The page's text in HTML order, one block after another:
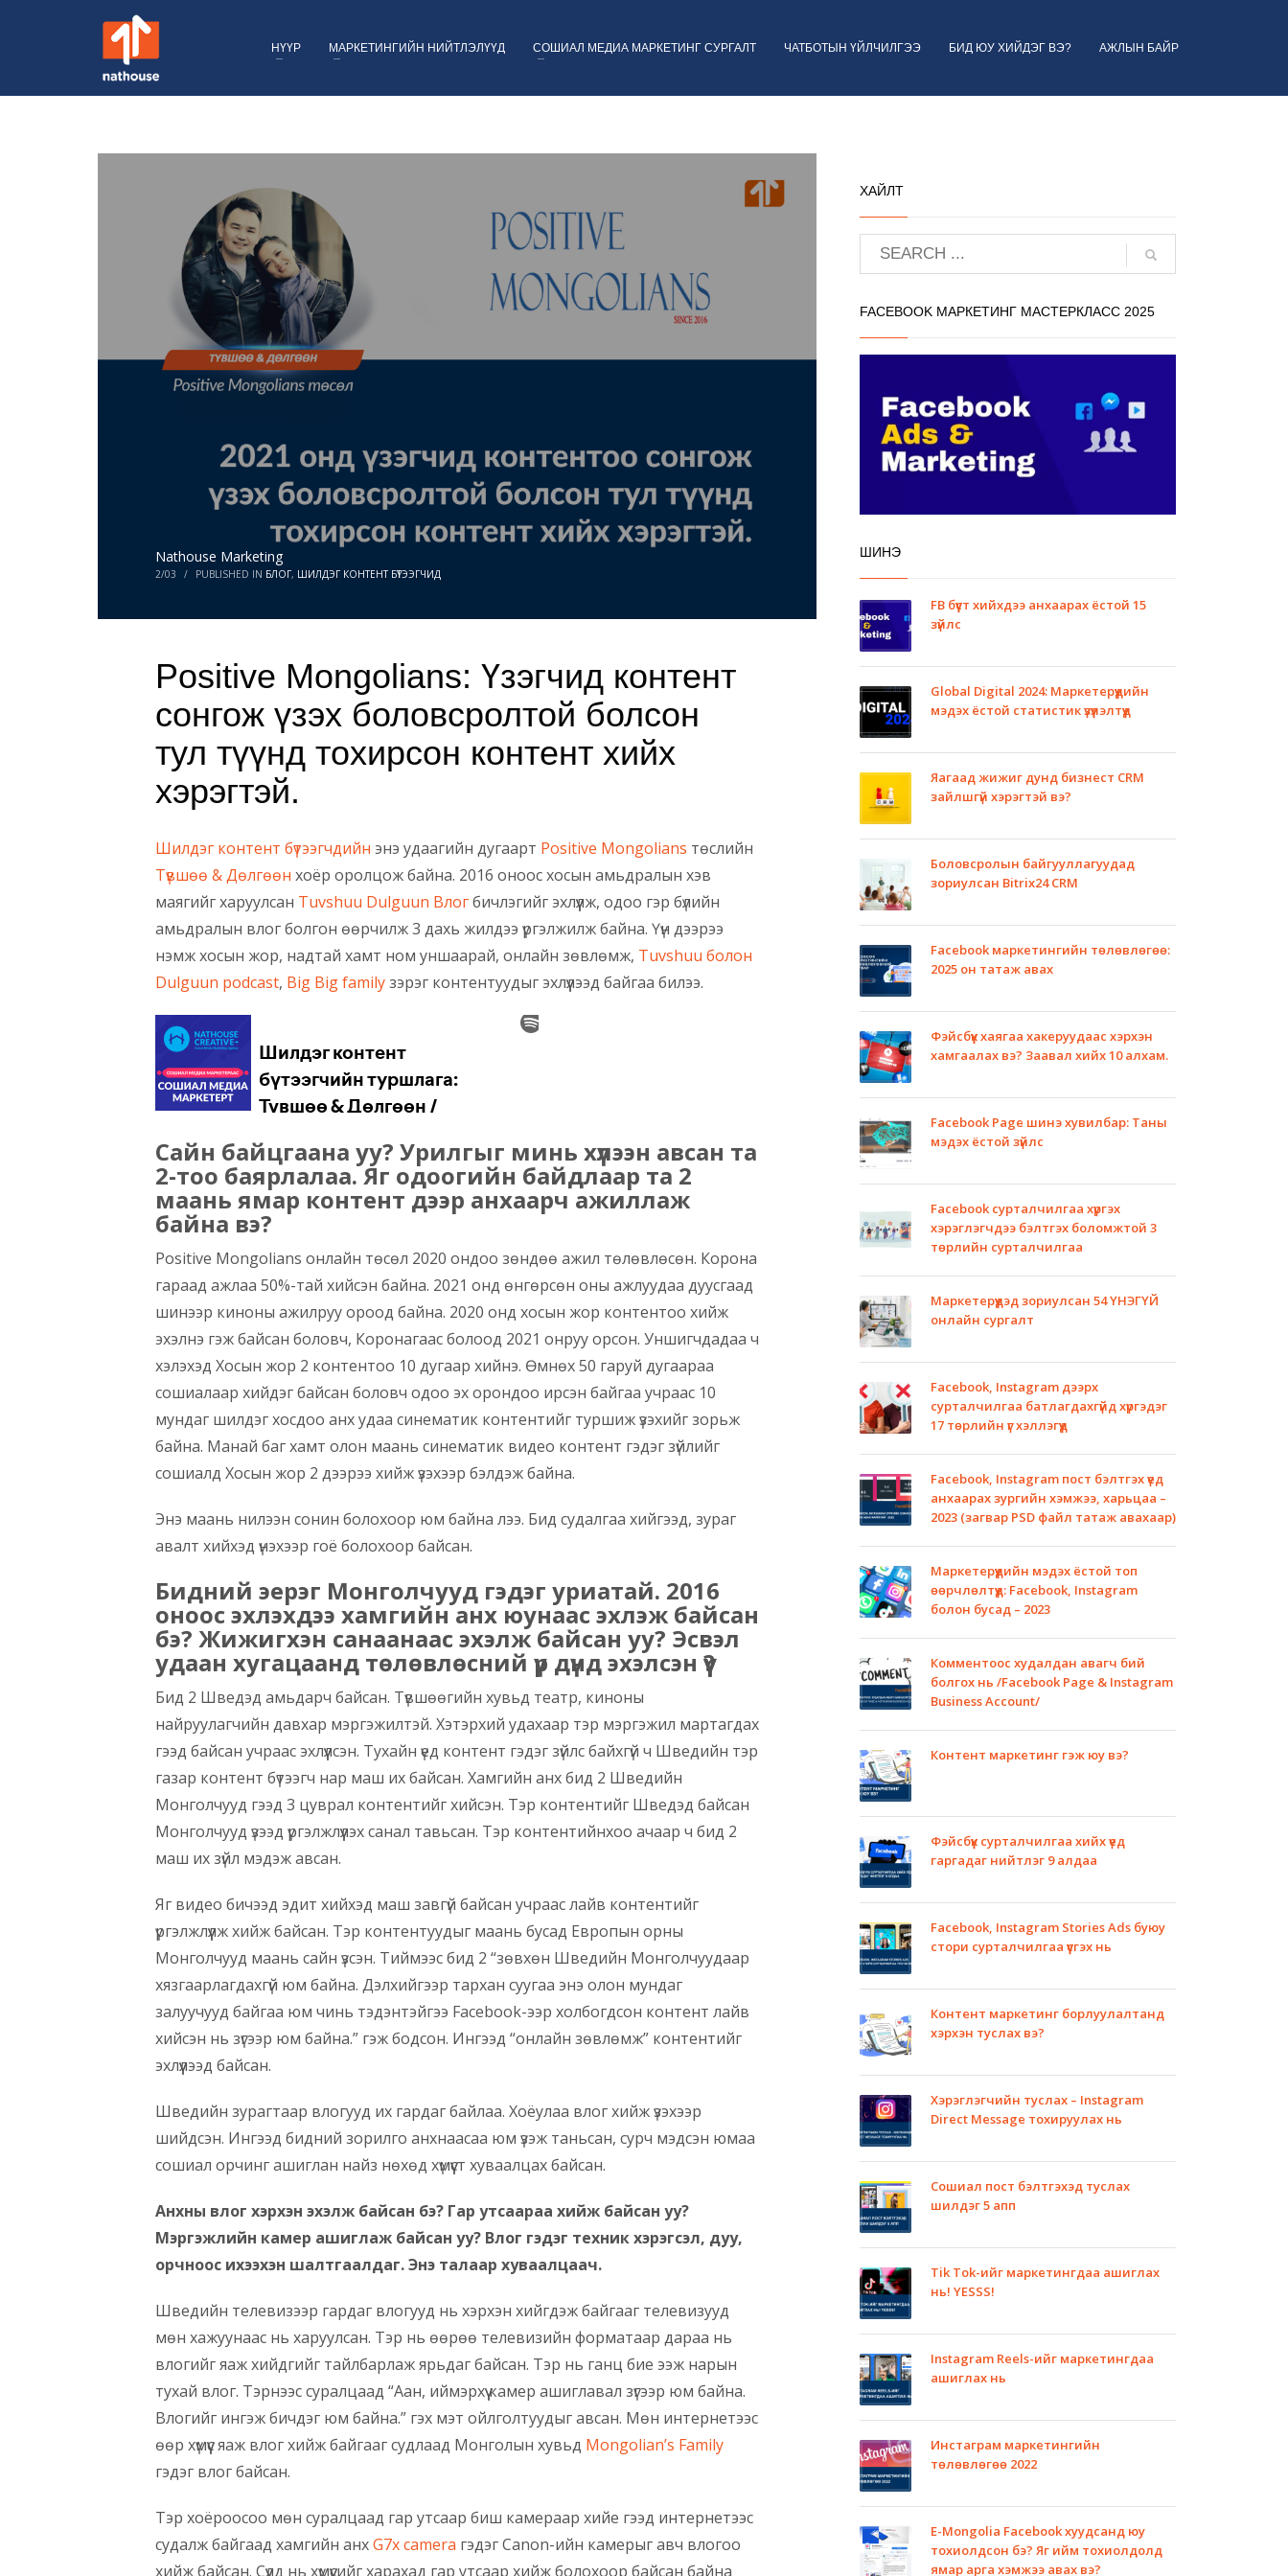
НҮҮР МАРКЕТИНГИЙН НИЙТЛЭЛҮҮД СОШИАЛ МЕДИА МАРКЕТИНГ СУРГАЛТ ЧАТБОТЫН ҮЙЛЧИЛГЭЭ БИД ЮУ ХИЙДЭГ ВЭ? АЖЛЫН БАЙР
Nathouse Marketing
2/03 / PUBLISHED IN БЛОГ, ШИЛДЭГ КОНТЕНТ БҮТЭЭГЧИД
Positive Mongolians: Үзэгчид контент
сонгож үзэх боловсролтой болсон
тул түүнд тохирсон контент хийх
хэрэгтэй.
Шилдэг контент бүтээгчдийн энэ удаагийн дугаарт Positive Mongolians төслийн
Түвшөө &Дөлгөөн хоёр оролцож байна. 2016 оноос хосын амьдралын хэв
маягийг харуулсан Tuvshuu Dulguun Влогбичлэгийг эхлүүлж, одоо гэр бүлийн
амьдралын влог болгон өөрчилж 3 дахь жилдээ үргэлжилж байна. Үүн дээрээ
нэмж хосын жор, надтай хамт ном уншаарай, онлайн зөвлөмж, Tuvshuu болон
Dulguun podcast, Big Big familyзэрэг контентуудыг эхлүүлээд байгаа билээ.
Сайн байцгаана уу? Урилгыг минь хүлээн авсан та
2-тоо баярлалаа. Яг одоогийн байдлаар та 2
маань ямар контент дээр анхаарч ажиллаж
байна вэ?
Positive Mongolians онлайн төсөл 2020 ондоо зөндөө ажил төлөвлөсөн. Корона
гараад ажлаа 50%-тай хийсэн байна. 2021 онд өнгөрсөн оны ажлуудаа дуусгаад
шинээр киноны ажилруу ороод байна. 2020 онд хосын жор контентоо хийж
эхэлнэ гэж байсан боловч, Коронагаасболоод 2021 онруу орсон. Уншигчдадаа ч
хэлэхэд Хосын жор 2 контентоо 10 дугаар хийнэ. Өмнөх 50 гаруй дугаараа
сошиалаар хийдэг байсан боловч одоо эх орондоо ирсэн байгаа учраас 10
мундаг шилдэг хосдоо анх удаа синематик контентийг туршиж үзэхийг зорьж
байна. Манай баг хамт олон маань синематик видео контент гэдэг зүйлийг
сошиалд Хосын жор 2 дээрээ хийж үзэхээр бэлдэж байна.
Энэ маань нилээн сонин болохоор юм байна лээ. Бид судалгаа хийгээд, зураг
авалт хийхэд үнэхээр гоё болохоор байсан.
Бидний эерэг Монголчууд гэдэг уриатай. 2016
оноос эхлэхдээ хамгийн анх юунаас эхлэж байсан
бэ? Жижигхэн санаанаас эхэлж байсан уу? Эсвэл
удаан хугацаанд төлөвлөсний үр дүнд эхэлсэн үү?
Бид 2 Шведэд амьдарч байсан. Түвшөөгийн хувьд театр, киноны
найруулагчийн давхар мэргэжилтэй. Хэтэрхий удахаар тэр мэргэжил мартагдах
гээд байсан учраас эхлүүлсэн. Тухайн үед контент гэдэг зүйлс байхгүй ч Шведийн тэр
газар контент бүтээгч нар маш их байсан. Хамгийн анх бид 2 Шведийн
Монголчууд гээд 3 цуврал контентийг хийсэн. Тэр контентийг Шведэд байсан
Монголчууд үзээд үргэлжлүүлэх санал тавьсан. Тэр контентийнхоо ачаар ч бид 2
маш их зүйл мэдэж авсан.
Яг видео бичээд эдит хийхэд маш завгүй байсан учраас лайв контентийг
үргэлжлүүлж хийж байсан. Тэр контентуудыг маань бусад Европын орны
Монголчууд маань сайн үзсэн. Тиймээс бид 2 “зөвхөн Шведийн Монголчуудаар
хязгаарлагдахгүй юм байна. Дэлхийгээр тархан суугаа энэ олон мундаг
залуучууд байгаа юм чинь тэдэнтэйгээ Facebook-ээр холбогдсон контент лайв
хийсэн нь зүгээр юм байна.” гэж бодсон. Ингээд “онлайн зөвлөмж” контентийг
эхлүүлээд байсан.
Шведийн зурагтаар влогууд их гардаг байлаа. Хоёулаа влог хийж үзэхээр
шийдсэн. Ингээд бидний зорилго анхнаасаа юм үзэж таньсан, сурч мэдсэн юмаа
сошиал орчинг ашиглан найз нөхөд хүмүүст хуваалцах байсан.
Анхны влог хэрхэн эхэлж байсан бэ? Гар утсаараа хийж байсан уу?
Мэргэжлийн камер ашиглаж байсан уу? Влог гэдэг техник хэрэгсэл, дуу,
орчноос ихээхэн шалтгаалдаг. Энэ талаар хуваалцаач.
Шведийн телевизээр гардаг влогууд нь хэрхэн хийгдэж байгааг телевизууд
мөн хажуунаас нь харуулсан. Тэр нь өөрөө телевизийн форматаар дараа нь
влогийг яаж хийдгийг тайлбарлаж ярьдаг байсан. Тэр нь ганц бие ээж нарын
тухай влог. Тэрнээс суралцаад “Аан, иймэрхүү камер ашиглавал зүгээр юм байна.
Влогийг ингэж бичдэг юм байна.” гэх мэт ойлголтуудыг авсан. Мөн интернетээс
өөр хүмүүс яаж влог хийж байгааг судлаад Монголын хувьд Mongolian’s Family
гэдэг влог байсан.
Тэр хоёроосоо мөн суралцаад гар утсаар биш камераар хийе гээд интернетээс
судалж байгаад хамгийн анхG7x camera гэдэг Canon-ийн камерыг авч влогоо
хийж байсан. Сүүлд нь хүмүүсийг харахад гар утсаар хийж болохоор байсан байна
ХАЙЛТ
FACEBOOK МАРКЕТИНГ МАСТЕРКЛАСС 2025
ШИНЭ
FB бүүст хийхдээ анхаарах ёстой 15
зүйлс
Global Digital 2024: Маркетерүүдийн
мэдэх ёстой статистик үзүүлэлтүүд
Яагаад жижиг дунд бизнест CRM
зайлшгүй хэрэгтэй вэ?
Боловсролын байгууллагуудад
зориулсан Bitrix24 CRM
Facebook маркетингийн төлөвлөгөө:
2025 он татаж авах
Фэйсбүүк хаягаа хакеруудаас хэрхэн
хамгаалах вэ? Заавал хийх 10 алхам.
Facebook Page шинэ хувилбар: Таны
мэдэх ёстой зүйлс
Facebook сурталчилгаа хүргэх
хэрэглэгчдээ бэлтгэх боломжтой 3
төрлийн сурталчилгаа
Маркетерүүдэд зориулсан 54 ҮНЭГҮЙ
онлайн сургалт
Facebook, Instagram дээрх
сурталчилгаа батлагдахгүйд хүргэдэг
17 төрлийн үг хэллэгүүд
Facebook, Instagram пост бэлтгэх үед
анхаарах зургийн хэмжээ, харьцаа –
2023 (загвар PSD файл татаж авахаар)
Маркетерүүдийн мэдэх ёстой топ
өөрчлөлтүүд: Facebook, Instagram
болон бусад – 2023
Комментоос худалдан авагч бий
болгох нь /Facebook Page & Instagram
Business Account/
Контент маркетинг гэж юу вэ?
Фэйсбүүк сурталчилгаа хийх үед
гаргадаг нийтлэг 9 алдаа
Facebook, Instagram Stories Ads буюу
стори сурталчилгаа үүсгэх нь
Контент маркетинг борлуулалтанд
хэрхэн туслах вэ?
Хэрэглэгчийн туслах – Instagram
Direct Message тохируулах нь
Сошиал пост бэлтгэхэд туслах
шилдэг 5 апп
Tik Tok-ийг маркетингдаа ашиглах
нь! YESSS!
Instagram Reels-ийг маркетингдаа
ашиглах нь
Инстаграм маркетингийн
төлөвлөгөө 2022
E-Mongolia Facebook хуудсанд юу
тохиолдсон бэ? Яг ийм тохиолдолд
ямар арга хэмжээ авах вэ?